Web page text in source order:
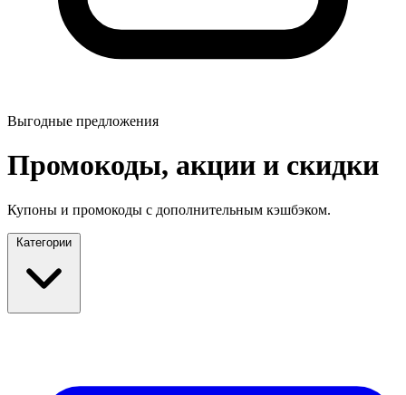
Выгодные предложения
Промокоды, акции и скидки
Купоны и промокоды с дополнительным кэшбэком.
Категории